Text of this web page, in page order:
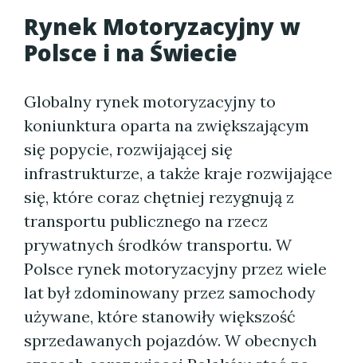
Rynek Motoryzacyjny w
Polsce i na Świecie
Globalny rynek motoryzacyjny to
koniunktura oparta na zwiększającym
się popycie, rozwijającej się
infrastrukturze, a także kraje rozwijające
się, które coraz chętniej rezygnują z
transportu publicznego na rzecz
prywatnych środków transportu. W
Polsce rynek motoryzacyjny przez wiele
lat był zdominowany przez samochody
używane, które stanowiły większość
sprzedawanych pojazdów. W obecnych